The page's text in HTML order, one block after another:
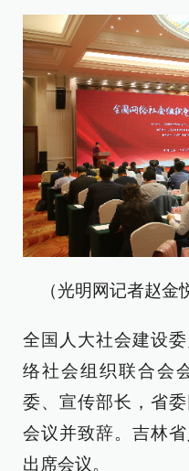
（光明网记者赵金
全国人大社会建设
络社会组织联合会
委、宣传部长，省
会议并致辞。吉林
出席会议。